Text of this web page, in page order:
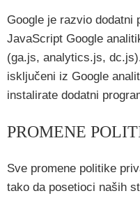
Google je razvio dodatni
JavaScript Google
(ga.js, analytics.js,
isključeni iz Google
instalirate dodatni
PROMENE
Sve promene politike
tako da posetioci naših